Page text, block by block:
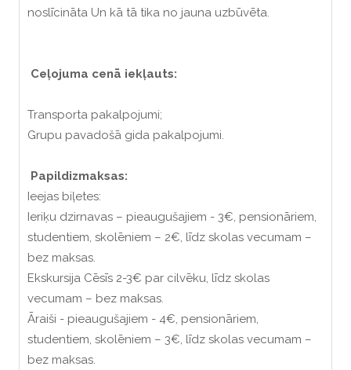
noslīcināta Un kā tā tika no jauna uzbūvēta.
Ceļojuma cenā iekļauts:
Transporta pakalpojumi;
Grupu pavadošā gida pakalpojumi.
Papildizmaksas:
Ieejas biļetes:
Ieriķu dzirnavas – pieaugušajiem - 3€, pensionāriem,
studentiem, skolēniem – 2€, līdz skolas vecumam –
bez maksas.
Ekskursija Cēsīs 2-3€ par cilvēku, līdz skolas
vecumam – bez maksas.
Āraiši - pieaugušajiem - 4€, pensionāriem,
studentiem, skolēniem – 3€, līdz skolas vecumam –
bez maksas.